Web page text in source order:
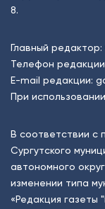
8.
Главный
Телефон
E-mail редакции:
При
В соответствии с
Сургутского
автономного
изменении типа
«Редакция газеты